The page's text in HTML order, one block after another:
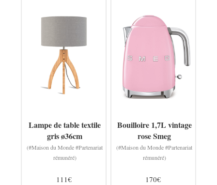
Lampe de table textile
gris ø36cm
(#Maison du Monde #Partenariat
rémunéré)
111€
Bouilloire 1,7L vintage
rose Smeg
(#Maison du Monde #Partenariat
rémunéré)
170€